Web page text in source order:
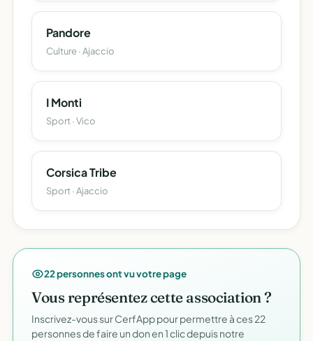
Pandore
Culture · Ajaccio
I Monti
Sport · Vico
Corsica Tribe
Sport · Ajaccio
22 personnes ont vu votre page
Vous représentez cette association ?
Inscrivez-vous sur CerfApp pour permettre à ces 22
personnes de faire un don en 1 clic depuis notre